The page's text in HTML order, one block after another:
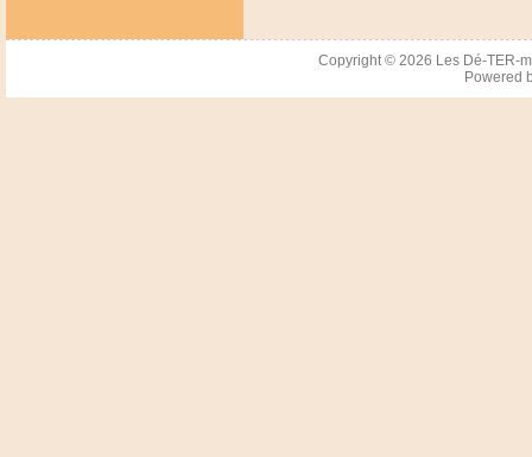
Copyright © 2026 Les Dé-TER-
Powered